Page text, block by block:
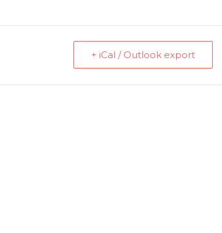
+ iCal / Outlook export